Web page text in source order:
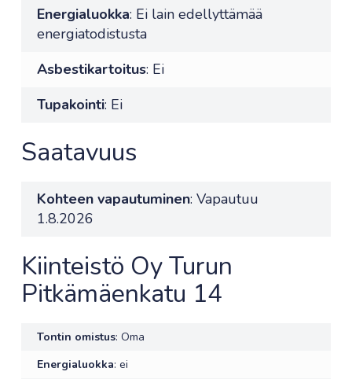
Energialuokka: Ei lain edellyttämää
energiatodistusta
Asbestikartoitus: Ei
Tupakointi: Ei
Saatavuus
Kohteen vapautuminen: Vapautuu
1.8.2026
Kiinteistö Oy Turun
Pitkämäenkatu 14
Tontin omistus: Oma
Energialuokka: ei